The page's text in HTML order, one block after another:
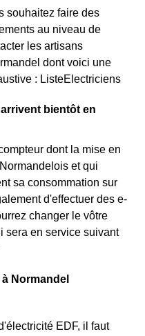
souhaitez faire des
au niveau de
les artisans
dont voici une
: ListeElectriciens
bientôt en
dont la mise en
et qui
sa consommation sur
d'effectuer des e-
changer le vôtre
sera en service suivant
Normandel
EDF, il faut